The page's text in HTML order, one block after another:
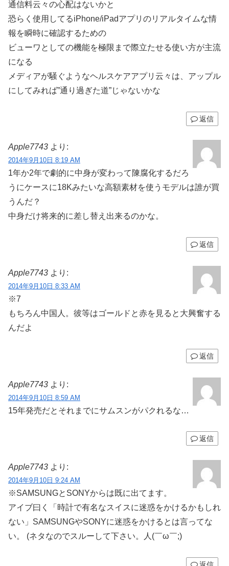
通信料云々の心配はないかと
恐らく使用してるiPhone/iPadアプリのリアルタイムな情
報を瞬時に確認するための
ビューワとしての機能を極限まで際立たせる使い方が主流
になる
メディアが騒ぐようなヘルスケアアプリ云々は、アップル
にしてみれば”通り過ぎた道”じゃないかな
返信
Apple7743 より:
2014年9月10日 8:19 AM
1年か2年で劇的に中身が変わって陳腐化するだろ
うにケースに18Kみたいな高額素材を使うモデルは誰が買
うんだ？
中身だけ将来的に差し替え出来るのかな。
返信
Apple7743 より:
2014年9月10日 8:33 AM
※7
もちろん中国人。彼等はゴールドと赤を見ると大興奮する
んだよ
返信
Apple7743 より:
2014年9月10日 8:59 AM
15年発売だとそれまでにサムスンがパクれるな…
返信
Apple7743 より:
2014年9月10日 9:24 AM
※SAMSUNGとSONYからは既に出てます。
アイブ曰く「時計で有名なスイスに迷惑をかけるかもしれ
ない」SAMSUNGやSONYに迷惑をかけるとは言ってな
い。 (ネタなのでスルーして下さい。人(￣ω￣;)